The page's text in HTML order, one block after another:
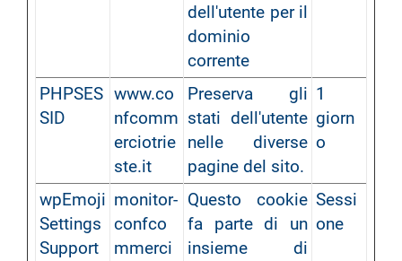
dell'utente per il
dominio
corrente
PHPSES
SID
www.co
nfcomm
erciotrie
ste.it
Preserva gli
stati dell'utente
nelle diverse
pagine del sito.
1
giorn
o
wpEmoji
Settings
Support
monitor-
confco
mmerci
Questo cookie
fa parte di un
insieme di
Sessi
one